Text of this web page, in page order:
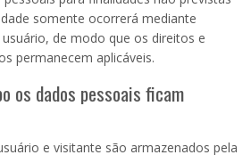
somente ocorrerá mediante
de modo que os direitos e
permanecem aplicáveis.
os dados pessoais ficam
e visitante são armazenados pela